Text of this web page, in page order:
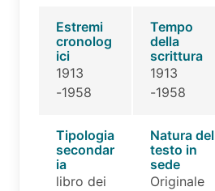
Estremi
cronolog
ici
1913
-1958
Tempo
della
scrittura
1913
-1958
Tipologia
secondar
ia
libro dei
Natura del
testo in
sede
Originale